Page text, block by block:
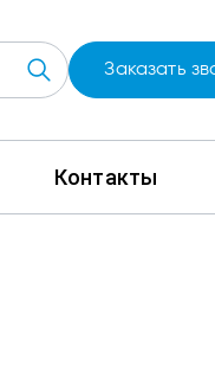
Заказать
Контакты